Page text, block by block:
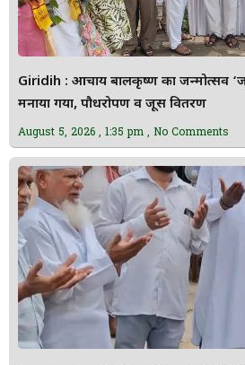
Giridih : आचार्य बालकृष्ण का जन्मोत्सव
मनाया गया, पौधरोपण व जूस वितरण
August 5, 2026 1:35 pm No Comments